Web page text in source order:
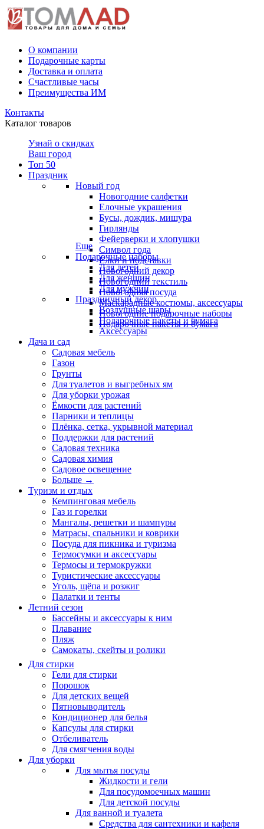
О компании
Подарочные карты
Доставка и оплата
Счастливые часы
Преимущества ИМ
Контакты
Каталог товаров
Узнай о скидках
Ваш город
Топ 50
Праздник
Новый год
Новогодние салфетки
Елочные украшения
Бусы, дождик, мишура
Гирлянды
Фейерверки и хлопушки
Символ года
Ёлки и подставки
Новогодний декор
Новогодний текстиль
Новогодняя посуда
Маскарадные костюмы, аксессуары
Новогодние подарочные наборы
Подарочные пакеты и бумага
Еще
Подарочные наборы
Для детей
Для женщин
Для мужчин
Праздничный декор
Воздушные шары
Подарочные пакеты и бумага
Аксессуары
Дача и сад
Садовая мебель
Газон
Грунты
Для туалетов и выгребных ям
Для уборки урожая
Ёмкости для растений
Парники и теплицы
Плёнка, сетка, укрывной материал
Поддержки для растений
Садовая техника
Садовая химия
Садовое освещение
Больше →
Туризм и отдых
Кемпинговая мебель
Газ и горелки
Мангалы, решетки и шампуры
Матрасы, cпальники и коврики
Посуда для пикника и туризма
Термосумки и аксессуары
Термосы и термокружки
Туристические аксессуары
Уголь, щёпа и розжиг
Палатки и тенты
Летний сезон
Бассейны и аксессуары к ним
Плавание
Пляж
Самокаты, скейты и ролики
Для стирки
Гели для стирки
Порошок
Для детских вещей
Пятновыводитель
Кондиционер для белья
Капсулы для стирки
Отбеливатель
Для смягчения воды
Для уборки
Для мытья посуды
Жидкости и гели
Для посудомоечных машин
Для детской посуды
Для ванной и туалета
Средства для сантехники и кафеля